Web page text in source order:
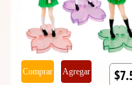
Comprar Agregar